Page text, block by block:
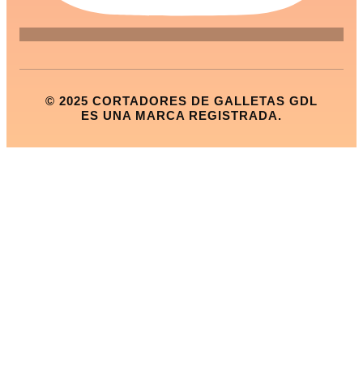
© 2025 CORTADORES DE GALLETAS GDL
ES UNA MARCA REGISTRADA.